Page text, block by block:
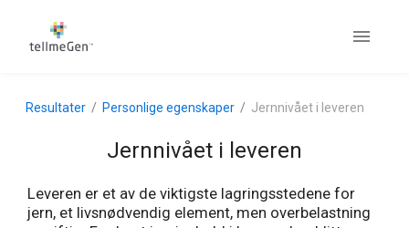
Resultater Personlige egenskaper Jernnivået i leveren
Jernnivået i leveren
Leveren er et av de viktigste lagringsstedene for
jern, et livsnødvendig element, men overbelastning